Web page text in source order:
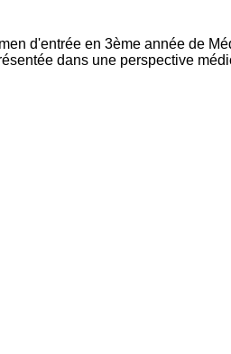
d'entrée en 3ème année de
dans une perspective